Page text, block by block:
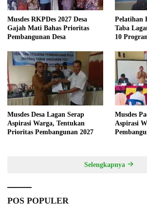
Musdes RKPDes 2027 Desa
Gajah Mati Bahas Prioritas
Pembangunan Desa
Pelatihan
Taba
10
Musdes Desa Lagan Serap
Aspirasi Warga, Tentukan
Prioritas Pembangunan 2027
Musdes
Aspirasi
Selengkapnya
POS POPULER